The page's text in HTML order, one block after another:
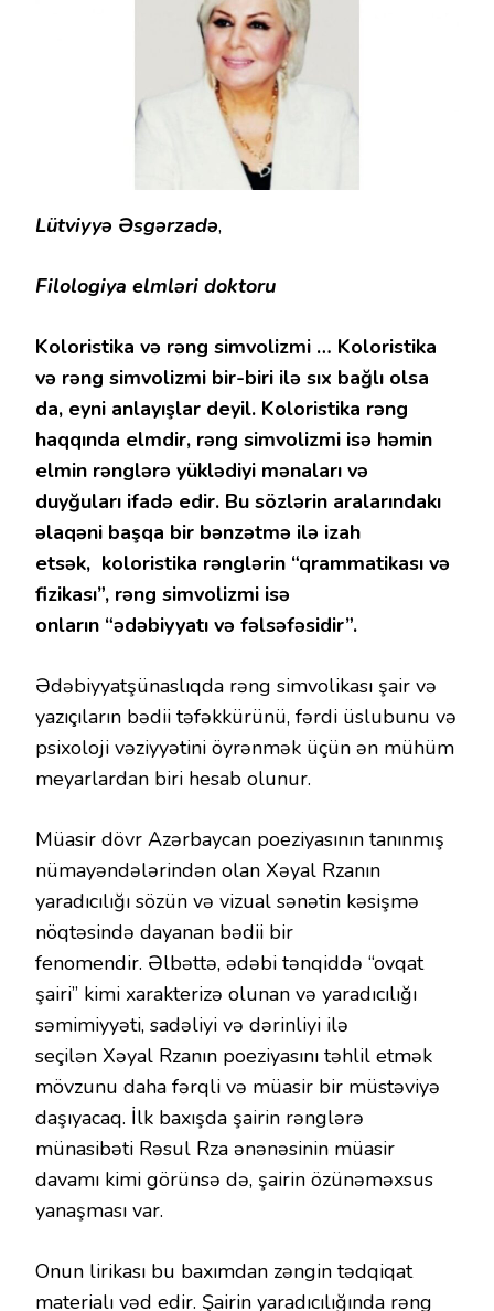
Lütviyyə Əsgərzadə,
Filologiya elmləri doktoru
Koloristika və rəng simvolizmi … Koloristika
və rəng simvolizmi bir-biri ilə sıx bağlı olsa
da, eyni anlayışlar deyil. Koloristika rəng
haqqında elmdir, rəng simvolizmi isə həmin
elmin rənglərə yüklədiyi mənaları və
duyğuları ifadə edir. Bu sözlərin aralarındakı
əlaqəni başqa bir bənzətmə ilə izah
etsək, koloristika rənglərin “qrammatikası və
fizikası”, rəng simvolizmi isə
onların “ədəbiyyatı və fəlsəfəsidir”.
Ədəbiyyatşünaslıqda rəng simvolikası şair və
yazıçıların bədii təfəkkürünü, fərdi üslubunu və
psixoloji vəziyyətini öyrənmək üçün ən mühüm
meyarlardan biri hesab olunur.
Müasir dövr Azərbaycan poeziyasının tanınmış
nümayəndələrindən olan Xəyal Rzanın
yaradıcılığı sözün və vizual sənətin kəsişmə
nöqtəsində dayanan bədii bir
fenomendir. Əlbəttə, ədəbi tənqiddə “ovqat
şairi” kimi xarakterizə olunan və yaradıcılığı
səmimiyyəti, sadəliyi və dərinliyi ilə
seçilən Xəyal Rzanın poeziyasını təhlil etmək
mövzunu daha fərqli və müasir bir müstəviyə
daşıyacaq. İlk baxışda şairin rənglərə
münasibəti Rəsul Rza ənənəsinin müasir
davamı kimi görünsə də, şairin özünəməxsus
yanaşması var.
Onun lirikası bu baxımdan zəngin tədqiqat
materialı vəd edir. Şairin yaradıcılığında rəng